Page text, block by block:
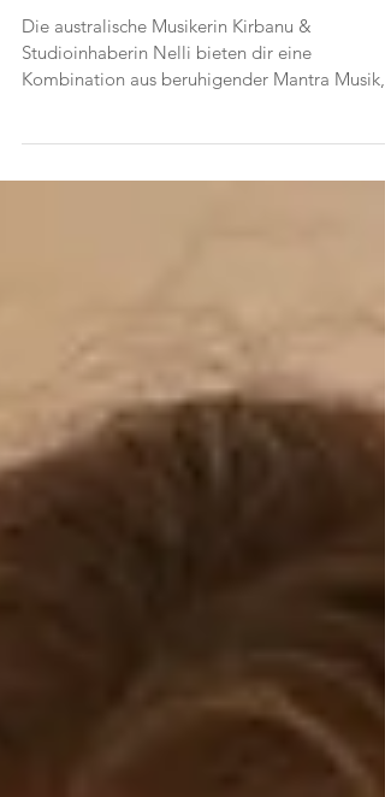
14:00-16:30 Uhr
Die australische Musikerin Kirbanu &
Studioinhaberin Nelli bieten dir eine
Meditation und Yin...